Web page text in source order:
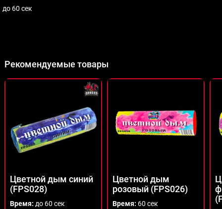
до 60 сек
Рекомендуемые товары
Цветной дым синий
(FPS028)
Время: до 60 сек
Цветной дым
розовый (FPS026)
Время: 60 сек